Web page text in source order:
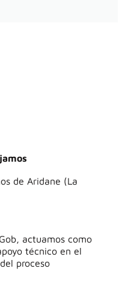
de Aridane (La
actuamos como
técnico en el
proceso